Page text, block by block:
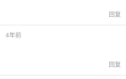
回复
4年前
回复